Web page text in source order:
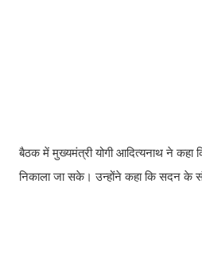
बैठक में मुख्यमंत्री योगी आदित्यनाथ ने
निकाला जा सके। उन्होंने कहा कि सदन के